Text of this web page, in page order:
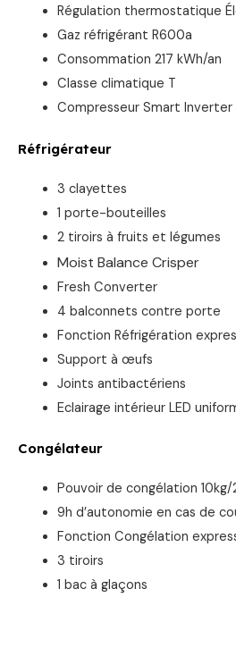
Régulation thermostatique
Gaz réfrigérant R600a
Consommation 217 kWh/an
Classe climatique T
Compresseur Smart Inverter
Réfrigérateur
3 clayettes
1 porte-bouteilles
2 tiroirs à fruits et légumes
Moist Balance Crisper
Fresh Converter
4 balconnets contre porte
Fonction Réfrigération
Support à œufs
Joints antibactériens
Eclairage intérieur LED
Congélateur
Pouvoir de congélation 10kg/
9h d’autonomie en cas de
Fonction Congélation
3 tiroirs
1 bac à glaçons